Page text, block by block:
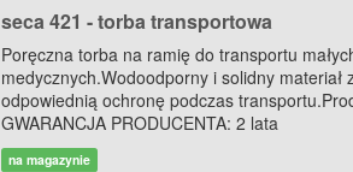
seca 421 - torba transportowa
Poręczna torba na ramię do transportu
medycznych.Wodoodporny i solidny materiał
odpowiednią ochronę podczas
GWARANCJA PRODUCENTA: 2 lata
na magazynie